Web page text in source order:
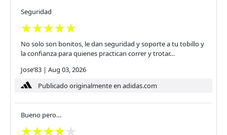
Seguridad
No solo son bonitos, le dan seguridad y soporte a tu tobillo y
la confianza para quienes practican correr y trotar…
Jose’83 | Aug 03, 2026
Publicado originalmente en adidas.com
Bueno pero…